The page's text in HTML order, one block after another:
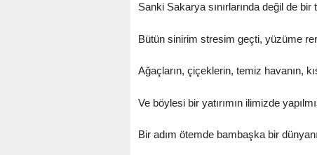
Sanki Sakarya sınırlarında değil de
Bütün sinirim stresim geçti, yüzüme
Ağaçların, çiçeklerin, temiz havanın,
Ve böylesi bir yatırımın ilimizde
Bir adım ötemde bambaşka bir